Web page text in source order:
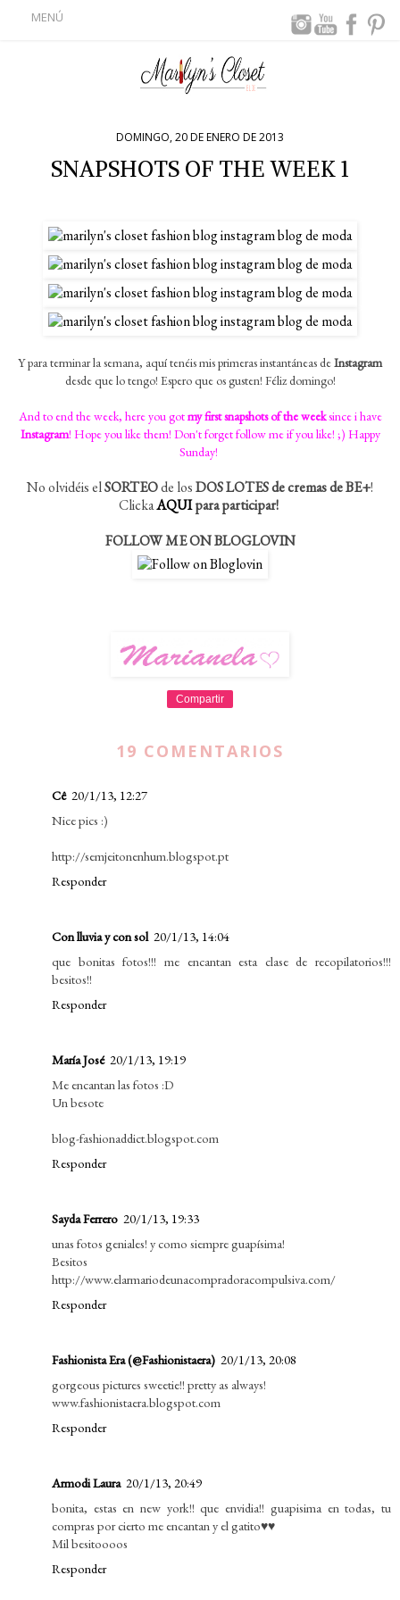
MENÚ
DOMINGO, 20 DE ENERO DE 2013
SNAPSHOTS OF THE WEEK 1
Y para terminar la semana, aquí tenéis mis primeras instantáneas deInstagram
desde que lo tengo! Espero que os gusten! Féliz domingo!
And to end the week, here you gotmy first snapshots of the weeksince i have
Instagram! Hope you like them! Don't forget follow me if you like! ;) Happy
Sunday!
No olvidéis elSORTEOde losDOS LOTES de cremas de BE+!
ClickaAQUIpara participar!
FOLLOW ME ON BLOGLOVIN
Compartir
19 COMENTARIOS
Cê 20/1/13, 12:27
Nice pics :)
http://semjeitonenhum.blogspot.pt
Responder
Con lluvia y con sol 20/1/13, 14:04
que bonitas fotos!!! me encantan esta clase de recopilatorios!!!
besitos!!
Responder
María José 20/1/13, 19:19
Me encantan las fotos :D
Un besote
blog-fashionaddict.blogspot.com
Responder
Sayda Ferrero 20/1/13, 19:33
unas fotos geniales! y como siempre guapísima!
Besitos
http://www.elarmariodeunacompradoracompulsiva.com/
Responder
Fashionista Era (@Fashionistaera) 20/1/13, 20:08
gorgeous pictures sweetie!! pretty as always!
www.fashionistaera.blogspot.com
Responder
Armodi Laura 20/1/13, 20:49
bonita, estas en new york!! que envidia!! guapisima en todas, tu
compras por cierto me encantan y el gatito♥♥
Mil besitoooos
Responder